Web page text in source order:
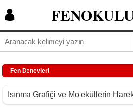
Fen Deneyleri
Isınma Grafiği ve Moleküllerin